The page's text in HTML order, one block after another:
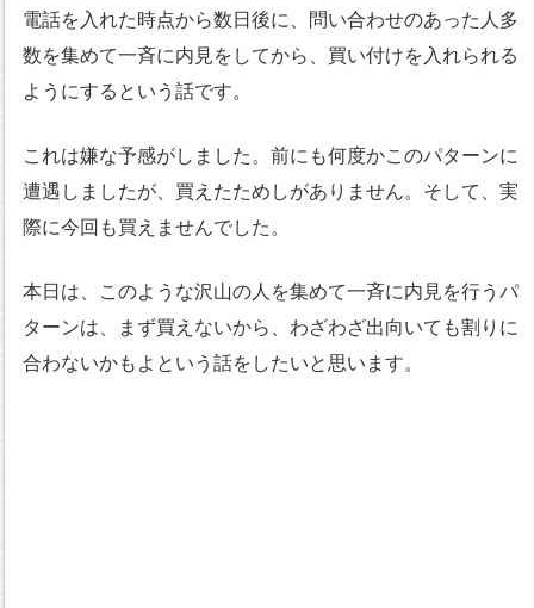
電話を入れた時点から数日後に、問い合わせのあった人多
数を集めて一斉に内見をしてから、買い付けを入れられる
ようにするという話です。
これは嫌な予感がしました。前にも何度かこのパターンに
遭遇しましたが、買えたためしがありません。そして、実
際に今回も買えませんでした。
本日は、このような沢山の人を集めて一斉に内見を行うパ
ターンは、まず買えないから、わざわざ出向いても割りに
合わないかもよという話をしたいと思います。